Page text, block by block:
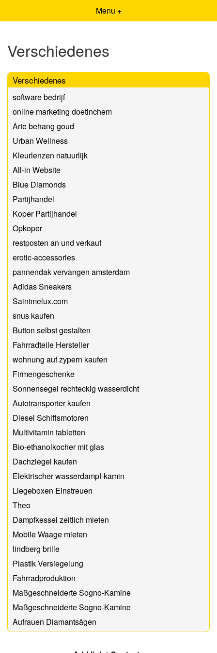
Menu +
Verschiedenes
Verschiedenes
software bedrijf
online marketing doetinchem
Arte behang goud
Urban Wellness
Kleurlenzen natuurlijk
All-in Website
Blue Diamonds
Partijhandel
Koper Partijhandel
Opkoper
restposten an und verkauf
erotic-accessories
pannendak vervangen amsterdam
Adidas Sneakers
Saintmelux.com
snus kaufen
Button selbst gestalten
Fahrradteile Hersteller
wohnung auf zypern kaufen
Firmengeschenke
Sonnensegel rechteckig wasserdicht
Autotransporter kaufen
Diesel Schiffsmotoren
Multivitamin tabletten
Bio-ethanolkocher mit glas
Dachziegel kaufen
Elektrischer wasserdampf-kamin
Liegeboxen Einstreuen
Theo
Dampfkessel zeitlich mieten
Mobile Waage mieten
lindberg brille
Plastik Versiegelung
Fahrradproduktion
Maßgeschneiderte Sogno-Kamine
Maßgeschneiderte Sogno-Kamine
Aufrauen Diamantsägen